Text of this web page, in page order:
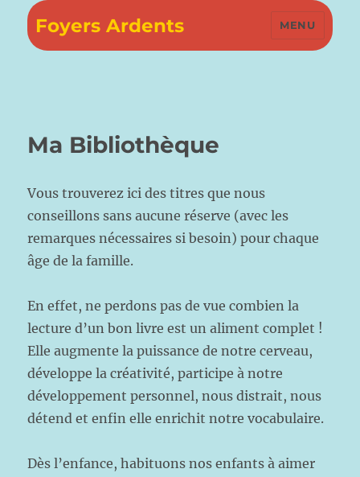
Foyers Ardents MENU
Ma Bibliothèque
Vous trouverez ici des titres que nous
conseillons sans aucune réserve (avec les
remarques nécessaires si besoin) pour chaque
âge de la famille.
En effet, ne perdons pas de vue combien la
lecture d’un bon livre est un aliment complet !
Elle augmente la puissance de notre cerveau,
développe la créativité, participe à notre
développement personnel, nous distrait, nous
détend et enfin elle enrichit notre vocabulaire.
Dès l’enfance, habituons nos enfants à aimer